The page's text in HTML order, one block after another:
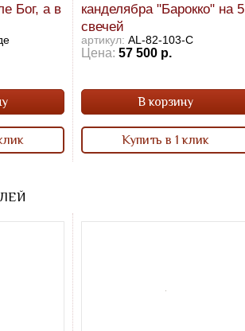
Бог, а в
канделябра "Барокко" на 5
свечей
артикул:AL-82-103-C
Цена: 57 500 р.
В корзину
Купить в 1 клик